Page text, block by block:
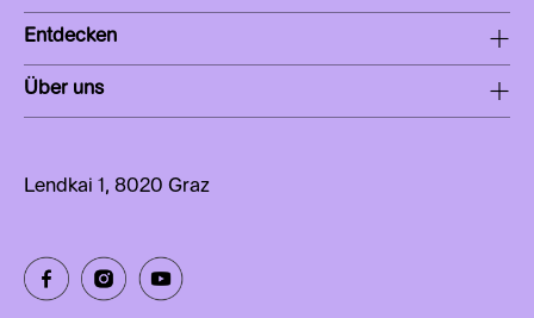
Entdecken
Über uns
Lendkai 1, 8020 Graz